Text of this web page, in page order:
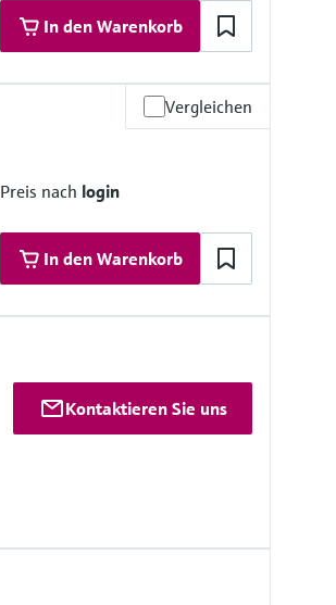
In den Warenkorb
Vergleichen
Preis nach login
In den Warenkorb
Kontaktieren Sie uns